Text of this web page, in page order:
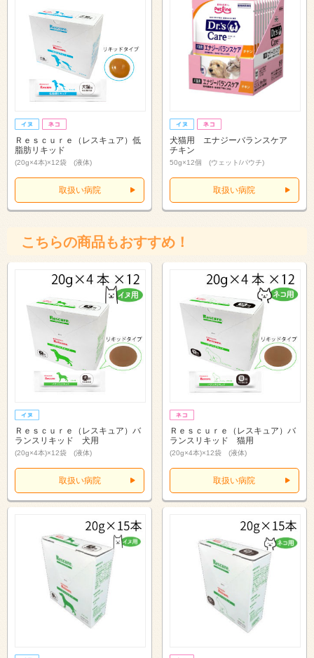
Ｒｅｓｃｕｒｅ（レスキュア）低
脂肪リキッド
(20g×4本)×12袋 (液体)
取扱い病院
犬猫用 エナジーバランスケア
チキン
50g×12個 (ウェット/パウチ)
取扱い病院
こちらの商品もおすすめ！
Ｒｅｓｃｕｒｅ（レスキュア）バ
ランスリキッド 犬用
(20g×4本)×12袋 (液体)
取扱い病院
Ｒｅｓｃｕｒｅ（レスキュア）バ
ランスリキッド 猫用
(20g×4本)×12袋 (液体)
取扱い病院